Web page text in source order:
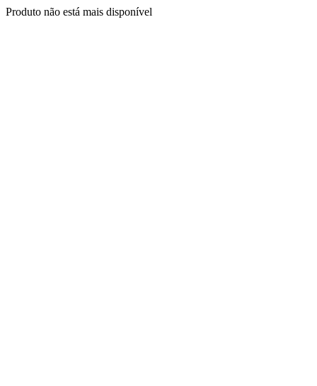
Produto não está mais disponível